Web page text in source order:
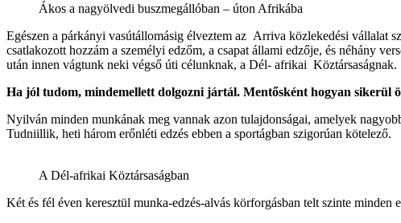
Ákos a nagyölvedi buszmegállóban – úton Afrikába
Egészen a párkányi vasútállomásig élveztem az Arriva közlekedési vállalat
csatlakozott hozzám a személyi edzőm, a csapat állami edzője, és néhány
után innen vágtunk neki végső úti célunknak, a Dél- afrikai Köztársaságnak.
Ha jól tudom, mindemellett dolgozni jártál. Mentősként hogyan sikerül
Nyilván minden munkának meg vannak azon tulajdonságai, amelyek
Tudniillik, heti három erőnléti edzés ebben a sportágban szigorúan kötelező.
A Dél-afrikai Köztársaságban
Két és fél éven keresztül munka-edzés-alvás körforgásban telt szinte